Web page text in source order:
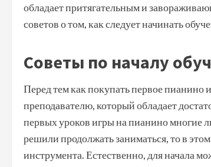
обладает притягательным и
советов о том, как следует начинать
Советы по началу
Перед тем как покупать первое пианино
преподавателю, который обладает
первых уроков игры на пианино многие
решили продолжать заниматься, то в
инструмента. Естественно, для начала